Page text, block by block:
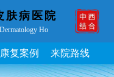
肤病医院
Ho
康复案例 来院路线